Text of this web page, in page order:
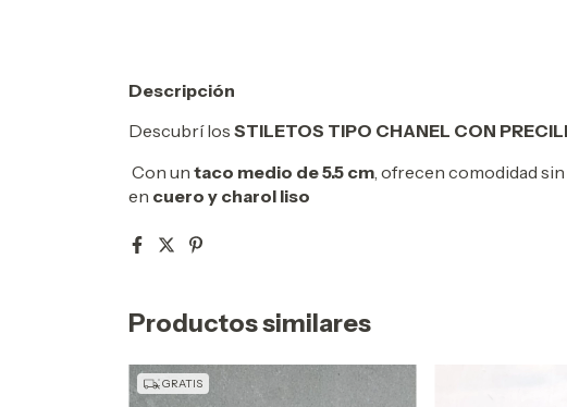
Descripción
Descubrí los STILETOS TIPO CHANEL CON
Con un taco medio de 5.5 cm , ofrecen comodidad
en cuero y charol liso
Productos similares
GRATIS